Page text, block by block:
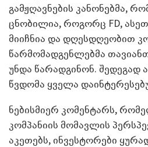
გამჟღავნების კანონებმა,
ცნობილია, როგორც FD,
მიიჩნია და დღესდღეობით
წარმომადგენლებმა
უნდა წარადგინონ. შედეგად
წვდომა ყველა
ნებისმიერ კომენტარს,
კომპანიის მომავლის
აკეთებს, ინვესტორები